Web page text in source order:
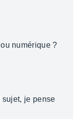
numérique ?
sujet, je pense